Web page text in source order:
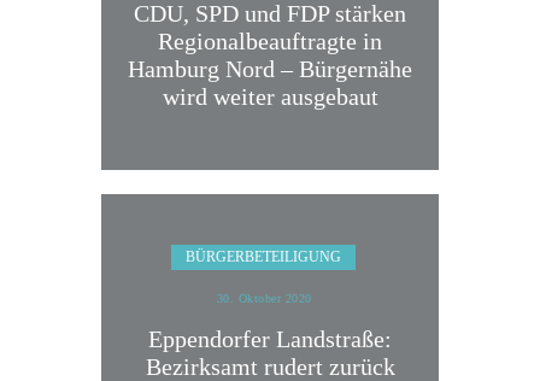
CDU, SPD und FDP stärken
Regionalbeauftragte in
Hamburg Nord – Bürgernähe
wird weiter ausgebaut
BÜRGERBETEILIGUNG
30. Oktober 2020
Eppendorfer Landstraße:
Bezirksamt rudert zurück